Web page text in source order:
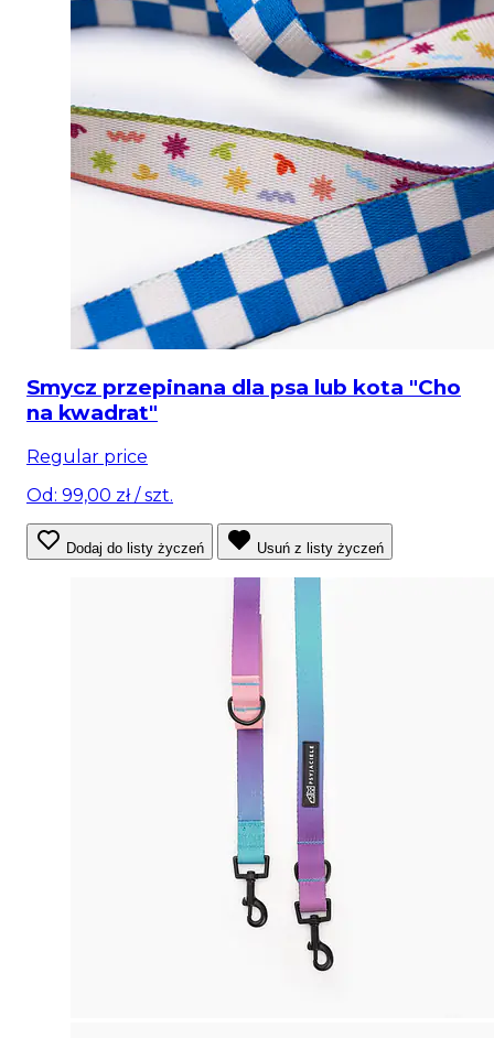
Smycz przepinana dla psa lub kota "Cho
na kwadrat"
Regular price
Od: 99,00 zł/ szt.
Dodaj do listy życzeń Usuń z listy życzeń